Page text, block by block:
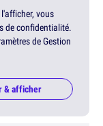
vous
de confidentialité.
de Gestion
& afficher